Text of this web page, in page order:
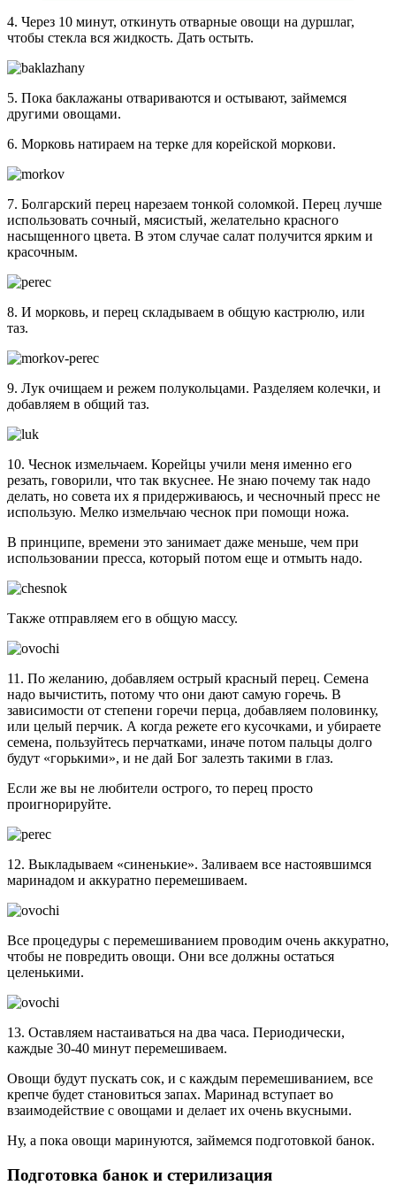
4. Через 10 минут, откинуть отварные овощи на дуршлаг,
чтобы стекла вся жидкость. Дать остыть.
5. Пока баклажаны отвариваются и остывают, займемся
другими овощами.
6. Морковь натираем на терке для корейской моркови.
7. Болгарский перец нарезаем тонкой соломкой. Перец лучше
использовать сочный, мясистый, желательно красного
насыщенного цвета. В этом случае салат получится ярким и
красочным.
8. И морковь, и перец складываем в общую кастрюлю, или
таз.
9. Лук очищаем и режем полукольцами. Разделяем колечки, и
добавляем в общий таз.
10. Чеснок измельчаем. Корейцы учили меня именно его
резать, говорили, что так вкуснее. Не знаю почему так надо
делать, но совета их я придерживаюсь, и чесночный пресс не
использую. Мелко измельчаю чеснок при помощи ножа.
В принципе, времени это занимает даже меньше, чем при
использовании пресса, который потом еще и отмыть надо.
Также отправляем его в общую массу.
11. По желанию, добавляем острый красный перец. Семена
надо вычистить, потому что они дают самую горечь. В
зависимости от степени горечи перца, добавляем половинку,
или целый перчик. А когда режете его кусочками, и убираете
семена, пользуйтесь перчатками, иначе потом пальцы долго
будут «горькими», и не дай Бог залезть такими в глаз.
Если же вы не любители острого, то перец просто
проигнорируйте.
12. Выкладываем «синенькие». Заливаем все настоявшимся
маринадом и аккуратно перемешиваем.
Все процедуры с перемешиванием проводим очень аккуратно,
чтобы не повредить овощи. Они все должны остаться
целенькими.
13. Оставляем настаиваться на два часа. Периодически,
каждые 30-40 минут перемешиваем.
Овощи будут пускать сок, и с каждым перемешиванием, все
крепче будет становиться запах. Маринад вступает во
взаимодействие с овощами и делает их очень вкусными.
Ну, а пока овощи маринуются, займемся подготовкой банок.
Подготовка банок и стерилизация